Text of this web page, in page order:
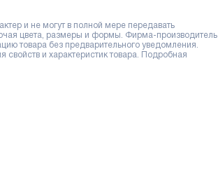
и не могут в полной мере передавать
цвета, размеры и формы. Фирма-производитель
товара без предварительного уведомления.
и характеристик товара. Подробная